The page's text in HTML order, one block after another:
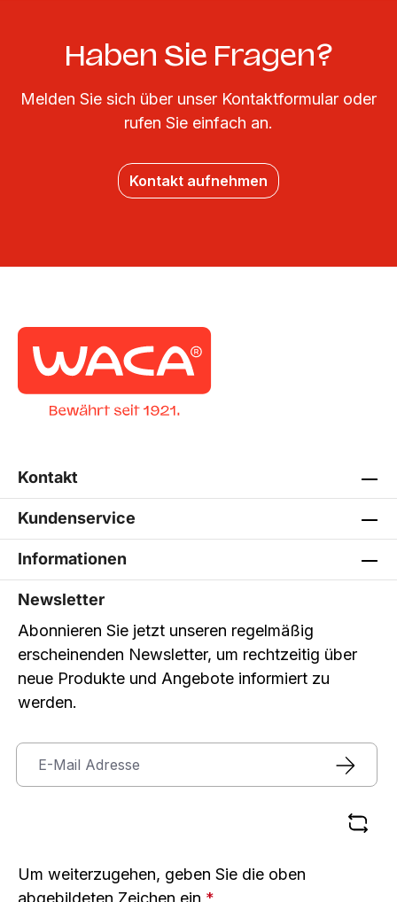
Haben Sie Fragen?
Melden Sie sich über unser Kontaktformular oder
rufen Sie einfach an.
Kontakt aufnehmen
Kontakt
Kundenservice
Informationen
Newsletter
Abonnieren Sie jetzt unseren regelmäßig
erscheinenden Newsletter, um rechtzeitig über
neue Produkte und Angebote informiert zu
werden.
Um weiterzugehen, geben Sie die oben
abgebildeten Zeichen ein *